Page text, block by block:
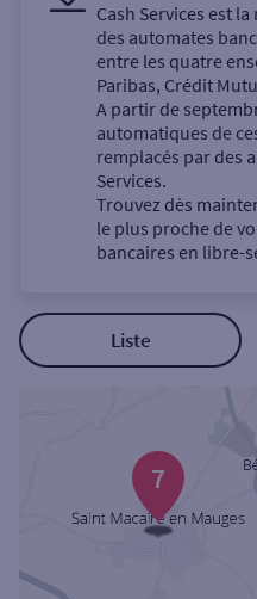
Sélectionnez votre
Un service
Ville / Code postal
Cash Services est
des automates
entre les quatre
Paribas, Crédit
A partir de
automatiques de
remplacés par des
Services.
Trouvez dès
le plus proche de
bancaires en libre-
Liste
7